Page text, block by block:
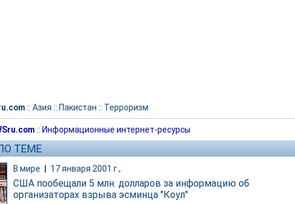
:: Азия :: Пакистан :: Терроризм
:: Информационные интернет-ресурсы
ТЕМЕ
В мире 17 января 2001 г.,
США пообещали 5 млн. долларов за информацию об
организаторах взрыва эсминца "Коул"